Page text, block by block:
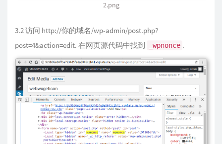
2.png
3.2 访问 http://你的域名/wp-admin/post.php?
post=4&action=edit. 在网页源代码中找到
_wpnonce .